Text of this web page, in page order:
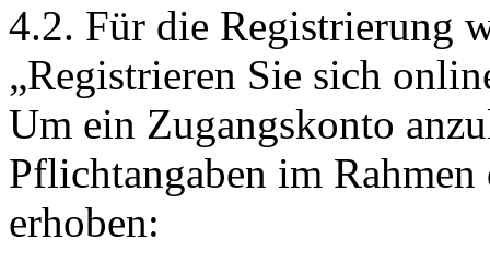
4.2. Für die Registrierung
„Registrieren Sie sich
Um ein Zugangskonto
Pflichtangaben im Rahmen
erhoben: